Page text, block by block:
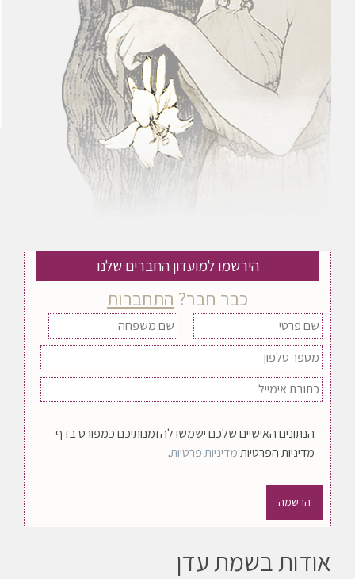
הירשמו למועדון החברים שלנו
כבר חבר? התחברות
הנתונים האישיים שלכם ישמשו להזמנותיכם כמפורט בדף
מדיניות הפרטיותמדיניות פרטיות.
הרשמה
אודות בשמת עדן